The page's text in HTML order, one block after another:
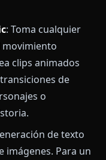
: Toma cualquier
movimiento
clips animados
de
o
de texto
imágenes. Para un